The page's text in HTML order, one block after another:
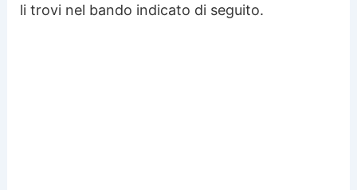
li trovi nel bando indicato di seguito.